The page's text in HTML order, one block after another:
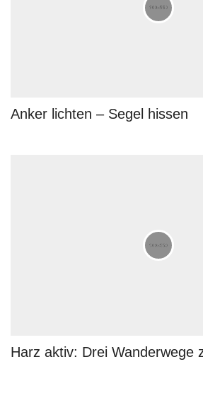
Anker lichten – Segel hissen
Harz aktiv: Drei Wanderwege